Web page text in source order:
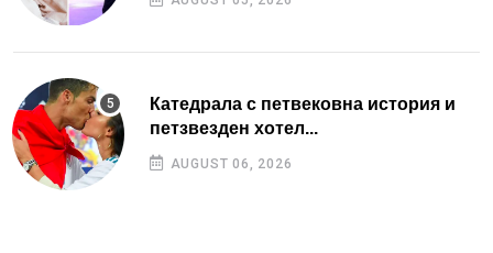
Катедрала с петвековна история и
петзвезден хотел...
AUGUST 06, 2026